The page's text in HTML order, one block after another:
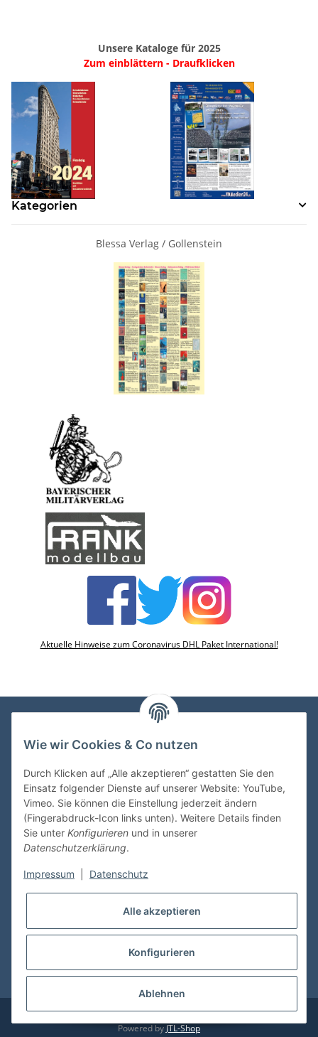
Unsere Kataloge für 2025
Zum einblättern - Draufklicken
Kategorien
Blessa Verlag / Gollenstein
Aktuelle Hinweise zum Coronavirus DHL Paket International!
VDMedien24.de
Kasernenstraße 6-10
66482 Zweibrücken
Tel. 06332 72710
eMail: heinz.nickel@vdmedien.de
Shop Service
* Alle Preise inkl. gesetzlicher USt., zzgl.Versand
© vdmedien24.de Besucherzähler: 10728218
Powered by JTL-Shop
Wie wir Cookies & Co nutzen
Durch Klicken auf „Alle akzeptieren“ gestatten Sie den
Einsatz folgender Dienste auf unserer Website: YouTube,
Vimeo. Sie können die Einstellung jederzeit ändern
(Fingerabdruck-Icon links unten). Weitere Details finden
Sie unter Konfigurieren und in unserer
Datenschutzerklärung.
Impressum Datenschutz
Alle akzeptieren
Konfigurieren
Ablehnen